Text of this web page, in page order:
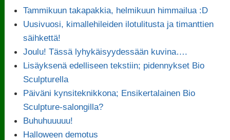
Tammikuun takapakkia, helmikuun himmailua :D
Uusivuosi, kimallehileiden ilotulitusta ja timanttien
säihkettä!
Joulu! Tässä lyhykäisyydessään kuvina….
Lisäyksenä edelliseen tekstiin; pidennykset Bio
Sculpturella
Päiväni kynsiteknikkona; Ensikertalainen Bio
Sculpture-salongilla?
Buhuhuuuuu!
Halloween demotus